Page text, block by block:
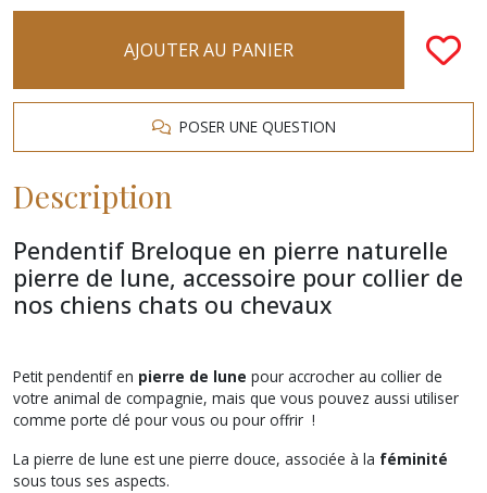
AJOUTER AU PANIER
POSER UNE QUESTION
Description
Pendentif Breloque en pierre naturelle
pierre de lune, accessoire pour collier de
nos chiens chats ou chevaux
Petit pendentif en pierre de lune pour accrocher au collier de
votre animal de compagnie, mais que vous pouvez aussi utiliser
comme porte clé pour vous ou pour offrir !
La pierre de lune est une pierre douce, associée à la féminité
sous tous ses aspects.